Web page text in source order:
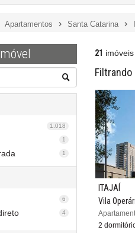
Apartamentos Santa Catarina
1.018
1
1
6
4
21
Filtrando
ITAJAÍ
Vila
2